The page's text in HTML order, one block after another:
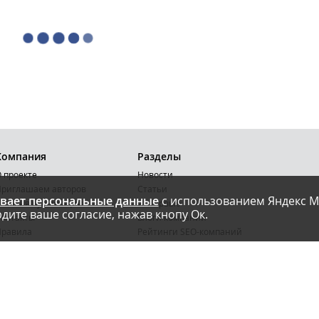
персональные данныес использованием Яндекс
ваше согласие, нажав кнопу Ок.
проекте
публикации
Разделы
Новости
Интервью
Блоги компаний